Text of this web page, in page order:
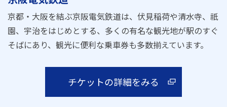
京都・大阪を結ぶ京阪電気鉄道は、伏見稲荷や清水寺、祇
園、宇治をはじめとする、多くの有名な観光地が駅のすぐ
そばにあり、観光に便利な乗車券も多数揃えています。
チケットの詳細をみる